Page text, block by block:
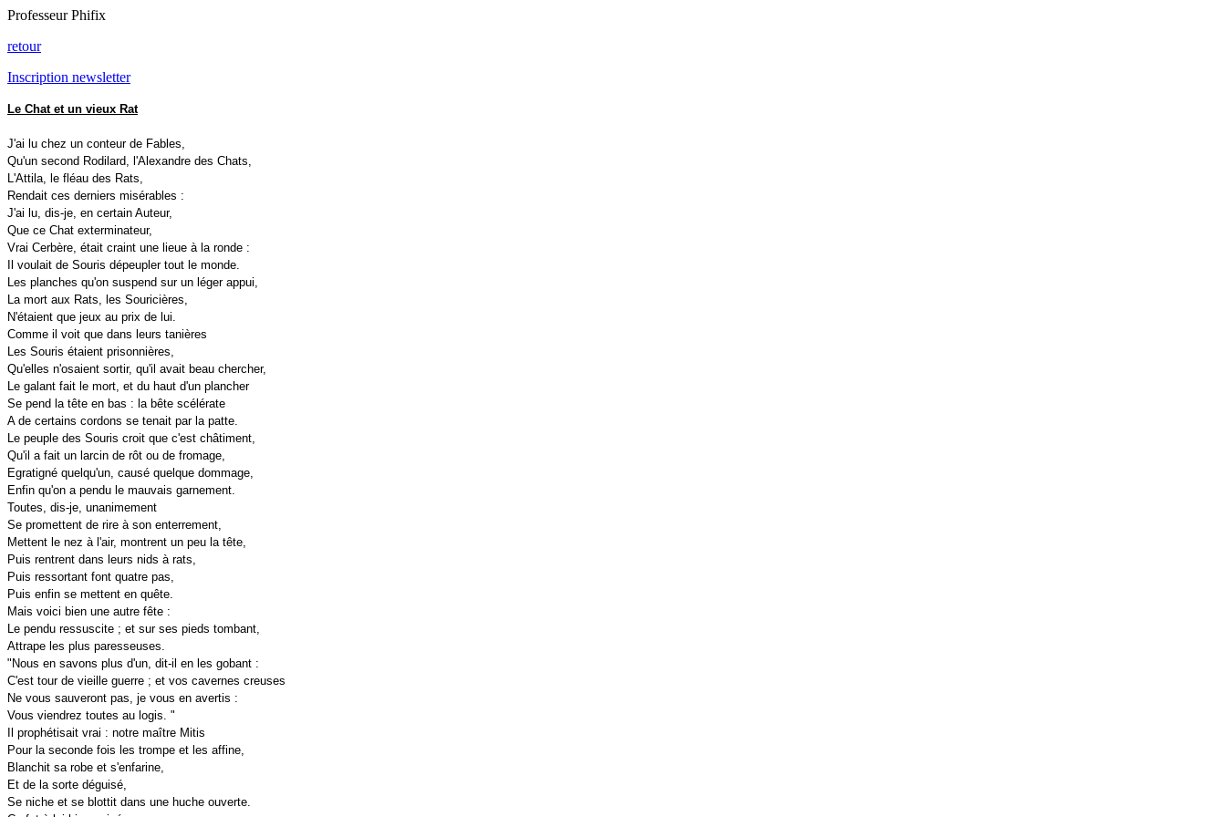
Professeur Phifix
retour
Inscription newsletter
Le Chat et un vieux Rat
J'ai lu chez un conteur de Fables,
Qu'un second Rodilard, l'Alexandre des Chats,
L'Attila, le fléau des Rats,
Rendait ces derniers misérables :
J'ai lu, dis-je, en certain Auteur,
Que ce Chat exterminateur,
Vrai Cerbère, était craint une lieue à la ronde :
Il voulait de Souris dépeupler tout le monde.
Les planches qu'on suspend sur un léger appui,
La mort aux Rats, les Souricières,
N'étaient que jeux au prix de lui.
Comme il voit que dans leurs tanières
Les Souris étaient prisonnières,
Qu'elles n'osaient sortir, qu'il avait beau chercher,
Le galant fait le mort, et du haut d'un plancher
Se pend la tête en bas : la bête scélérate
A de certains cordons se tenait par la patte.
Le peuple des Souris croit que c'est châtiment,
Qu'il a fait un larcin de rôt ou de fromage,
Egratigné quelqu'un, causé quelque dommage,
Enfin qu'on a pendu le mauvais garnement.
Toutes, dis-je, unanimement
Se promettent de rire à son enterrement,
Mettent le nez à l'air, montrent un peu la tête,
Puis rentrent dans leurs nids à rats,
Puis ressortant font quatre pas,
Puis enfin se mettent en quête.
Mais voici bien une autre fête :
Le pendu ressuscite ; et sur ses pieds tombant,
Attrape les plus paresseuses.
"Nous en savons plus d'un, dit-il en les gobant :
C'est tour de vieille guerre ; et vos cavernes creuses
Ne vous sauveront pas, je vous en avertis :
Vous viendrez toutes au logis. "
Il prophétisait vrai : notre maître Mitis
Pour la seconde fois les trompe et les affine,
Blanchit sa robe et s'enfarine,
Et de la sorte déguisé,
Se niche et se blottit dans une huche ouverte.